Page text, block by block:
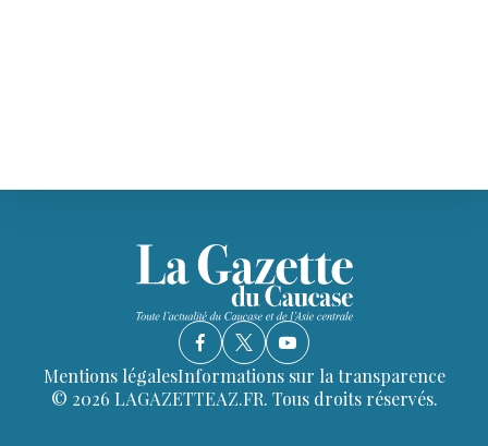
Mentions légalesInformations sur la transparence
© 2026 LAGAZETTEAZ.FR. Tous droits réservés.